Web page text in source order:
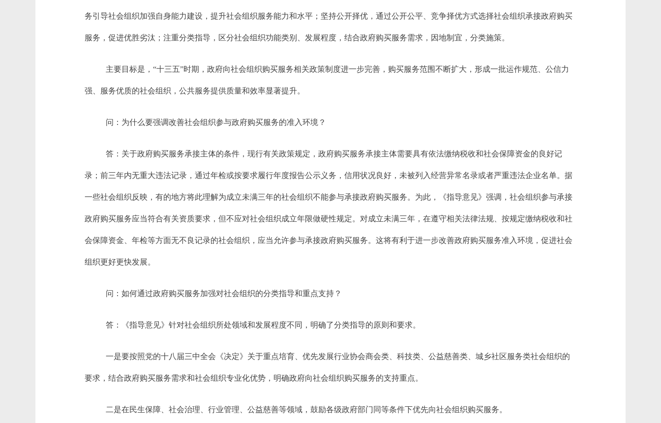
务引导社会组织加强自身能力建设，提升社会组织服务能力和水平；坚持公开择优，通过公开公平、竞争择优方式选择社会组织承接政府购买
服务，促进优胜劣汰；注重分类指导，区分社会组织功能类别、发展程度，结合政府购买服务需求，因地制宜，分类施策。
主要目标是，“十三五”时期，政府向社会组织购买服务相关政策制度进一步完善，购买服务范围不断扩大，形成一批运作规范、公信力
强、服务优质的社会组织，公共服务提供质量和效率显著提升。
问：为什么要强调改善社会组织参与政府购买服务的准入环境？
答：关于政府购买服务承接主体的条件，现行有关政策规定，政府购买服务承接主体需要具有依法缴纳税收和社会保障资金的良好记
录；前三年内无重大违法记录，通过年检或按要求履行年度报告公示义务，信用状况良好，未被列入经营异常名录或者严重违法企业名单。据
一些社会组织反映，有的地方将此理解为成立未满三年的社会组织不能参与承接政府购买服务。为此，《指导意见》强调，社会组织参与承接
政府购买服务应当符合有关资质要求，但不应对社会组织成立年限做硬性规定。对成立未满三年，在遵守相关法律法规、按规定缴纳税收和社
会保障资金、年检等方面无不良记录的社会组织，应当允许参与承接政府购买服务。这将有利于进一步改善政府购买服务准入环境，促进社会
组织更好更快发展。
问：如何通过政府购买服务加强对社会组织的分类指导和重点支持？
答：《指导意见》针对社会组织所处领域和发展程度不同，明确了分类指导的原则和要求。
一是要按照党的十八届三中全会《决定》关于重点培育、优先发展行业协会商会类、科技类、公益慈善类、城乡社区服务类社会组织的
要求，结合政府购买服务需求和社会组织专业化优势，明确政府向社会组织购买服务的支持重点。
二是在民生保障、社会治理、行业管理、公益慈善等领域，鼓励各级政府部门同等条件下优先向社会组织购买服务。